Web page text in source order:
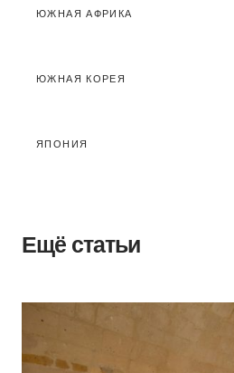
ЮЖНАЯ АФРИКА
ЮЖНАЯ КОРЕЯ
ЯПОНИЯ
Ещё статьи